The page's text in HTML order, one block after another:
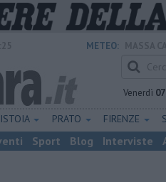
METEO:
Venerdì
PRATO FIRENZE
Sport Blog Interviste